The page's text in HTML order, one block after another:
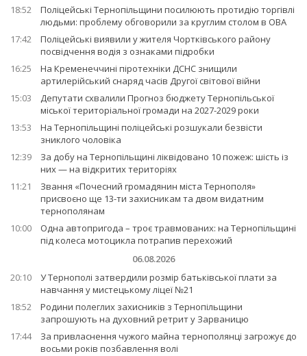
18:52
Поліцейські Тернопільщини посилюють протидію торгівлі
людьми: проблему обговорили за круглим столом в ОВА
17:42
Поліцейські виявили у жителя Чортківського району
посвідчення водія з ознаками підробки
16:25
На Кременеччині піротехніки ДСНС знищили
артилерійський снаряд часів Другої світової війни
15:03
Депутати схвалили Прогноз бюджету Тернопільської
міської територіальної громади на 2027-2029 роки
13:53
На Тернопільщині поліцейські розшукали безвісти
зниклого чоловіка
12:39
За добу на Тернопільщині ліквідовано 10 пожеж: шість із
них — на відкритих територіях
11:21
Звання «Почесний громадянин міста Тернополя»
присвоєно ще 13-ти захисникам та двом видатним
тернополянам
10:00
Одна автопригода – троє травмованих: на Тернопільщині
під колеса мотоцикла потрапив перехожий
06.08.2026
20:10
У Тернополі затвердили розмір батьківської плати за
навчання у мистецькому ліцеї №21
18:52
Родини полеглих захисників з Тернопільщини
запрошують на духовний ретрит у Зарваницю
17:44
За привласнення чужого майна тернополянці загрожує до
восьми років позбавлення волі